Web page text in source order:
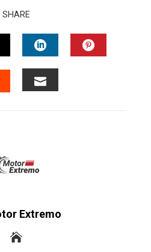
SHARE
LINKEDIN
Extremo